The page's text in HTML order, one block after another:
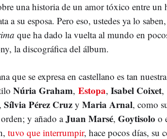
una historia de un amor tóxico entre un
a su esposa. Pero eso, ustedes ya lo
que ha dado la vuelta al mundo en
la discográfica del álbum.
que se expresa en castellano es tan
Núria Graham, Estopa, Isabel Coixet,
, Sílvia Pérez Cruz y Maria Arnal, como
y añado aJuan Marsé, Goytisolo o
tuvo que interrumpir, hace pocos días, su